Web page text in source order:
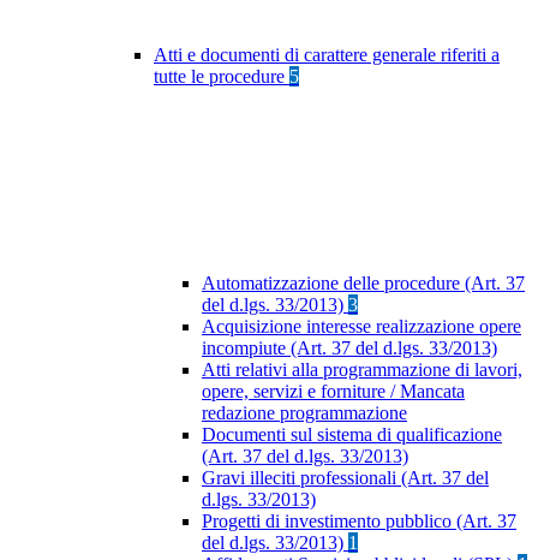
Atti e documenti di carattere generale riferiti a
tutte le procedure 5
Automatizzazione delle procedure (Art. 37
del d.lgs. 33/2013) 3
Acquisizione interesse realizzazione opere
incompiute (Art. 37 del d.lgs. 33/2013)
Atti relativi alla programmazione di lavori,
opere, servizi e forniture / Mancata
redazione programmazione
Documenti sul sistema di qualificazione
(Art. 37 del d.lgs. 33/2013)
Gravi illeciti professionali (Art. 37 del
d.lgs. 33/2013)
Progetti di investimento pubblico (Art. 37
del d.lgs. 33/2013) 1